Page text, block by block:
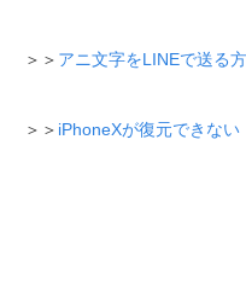
＞＞ アニ文字をLINEで送る
＞＞ iPhoneXが復元できな